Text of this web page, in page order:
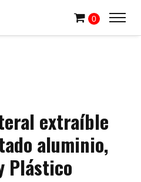
0
extraíble
aluminio,
Plástico